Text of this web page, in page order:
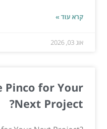
קרא עוד »
אוג 03, 2026
Pinco for Your
Next Project?